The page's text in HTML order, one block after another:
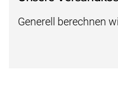
Generell berechnen